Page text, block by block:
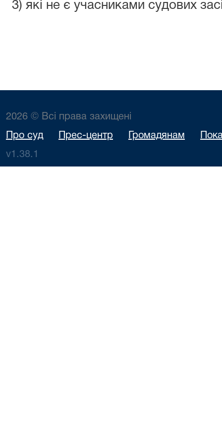
3) які не є учасниками судових
2026 © Всі права захищені
Про суд Прес-центр Громадянам
v1.38.1